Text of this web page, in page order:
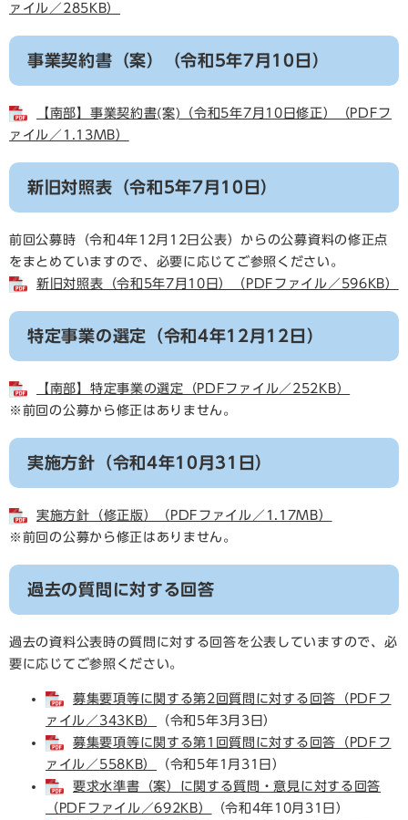
ァイル／285KB）
事業契約書（案）（令和5年7月10日）
【南部】事業契約書(案)（令和5年7月10日修正）（PDFフ
ァイル／1.13MB）
新旧対照表（令和5年7月10日）
前回公募時（令和4年12月12日公表）からの公募資料の修正点
をまとめていますので、必要に応じてご参照ください。
新旧対照表（令和5年7月10日）（PDFファイル／596KB）
特定事業の選定（令和4年12月12日）
【南部】特定事業の選定（PDFファイル／252KB）
※前回の公募から修正はありません。
実施方針（令和4年10月31日）
実施方針（修正版）（PDFファイル／1.17MB）
※前回の公募から修正はありません。
過去の質問に対する回答
過去の資料公表時の質問に対する回答を公表していますので、必
要に応じてご参照ください。
募集要項等に関する第2回質問に対する回答（PDFフ
ァイル／343KB）
（令和5年3月3日）
募集要項等に関する第1回質問に対する回答（PDFフ
ァイル／558KB）
（令和5年1月31日）
要求水準書（案）に関する質問・意見に対する回答
（PDFファイル／692KB）
（令和4年10月31日）